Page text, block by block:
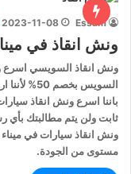
Essam
2023-11-08
ونش انقاذ في
ونش انقاذ السويسي اسرع
السويس
باننا اسرع ونش انقاذ
ونش انقاذ سيارات في
مستوى من الجودة.